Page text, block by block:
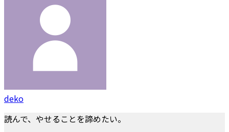
deko
読んで、やせることを諦めたい。